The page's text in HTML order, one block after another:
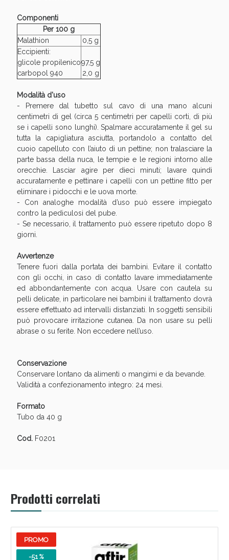
Componenti
Per 100 g
Malathion
0,5 g
Eccipienti:
glicole propilenico
carbopol 940
97,5 g
2,0 g
Modalità d'uso
- Premere dal tubetto sul cavo di una mano alcuni
centimetri di gel (circa 5 centimetri per capelli corti, di più
se i capelli sono lunghi). Spalmare accuratamente il gel su
tutta la capigliatura asciutta, portandolo a contatto del
cuoio capelluto con l’aiuto di un pettine; non tralasciare la
parte bassa della nuca, le tempie e le regioni intorno alle
orecchie. Lasciar agire per dieci minuti; lavare quindi
accuratamente e pettinare i capelli con un pettine fitto per
eliminare i pidocchi e le uova morte.
- Con analoghe modalità d’uso può essere impiegato
contro la pediculosi del pube.
- Se necessario, il trattamento può essere ripetuto dopo 8
giorni.
Avvertenze
Tenere fuori dalla portata dei bambini. Evitare il contatto
con gli occhi, in caso di contatto lavare immediatamente
ed abbondantemente con acqua. Usare con cautela su
pelli delicate, in particolare nei bambini il trattamento dovrà
essere effettuato ad intervalli distanziati. In soggetti sensibili
può provocare irritazione cutanea. Da non usare su pelli
abrase o su ferite. Non eccedere nell’uso.
Conservazione
Conservare lontano da alimenti o mangimi e da bevande.
Validità a confezionamento integro: 24 mesi.
Formato
Tubo da 40 g
Cod.F0201
Prodotti correlati
PROMO
-51 %
Sconto fino al 55% disponibile oggi!
Vie Urinarie e Prostata: Sconti fino al 45% oggi!